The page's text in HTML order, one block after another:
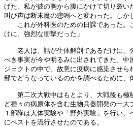
げた。私が彼の胸から腹にかけて切り裂
叫び声は断末魔の悲鳴へと変わった。しか
これが外科医のための日課であった。
けに、強烈な衝撃だった」
老人は、話が生体解剖であるだけに、
べき事実が今や明るみに出されてきた。
ジェクトの中で、故意に疫病に感染させ
部でどうなっているのかを調べるために、
第二次大戦中はもとより、大戦後も極
ど種々の病原体を含む生物兵器開発の一
１部隊は人体実験や「野外実験」を行い
にペストを流行させたのである。